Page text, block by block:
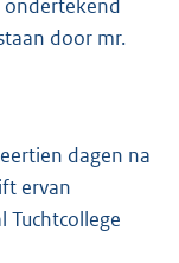
ondertekend
door mr.
dagen na
ervan
Tuchtcollege